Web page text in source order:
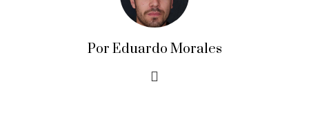
Por Eduardo Morales